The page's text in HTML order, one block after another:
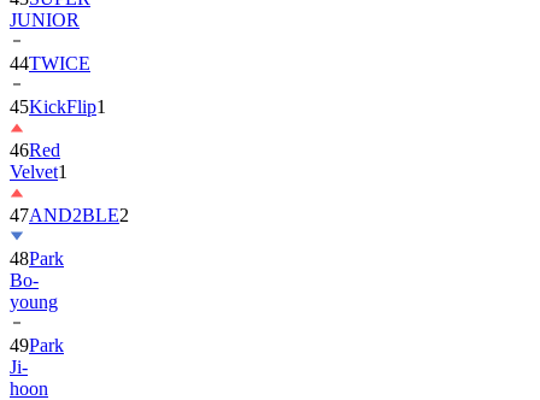
JUNIOR
44TWICE
45KickFlip1
46Red
Velvet1
47AND2BLE2
48Park
Bo-
young
49Park
Ji-
hoon